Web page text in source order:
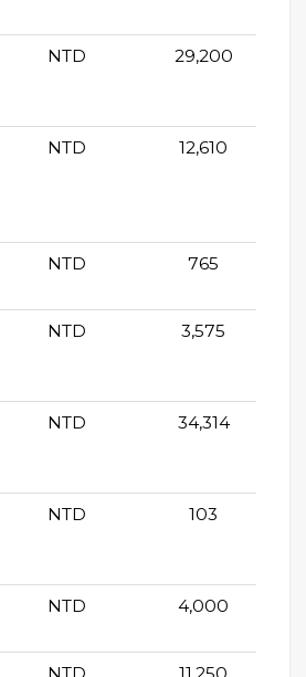
NTD 29,200
NTD 12,610
NTD 765
NTD 3,575
NTD 34,314
NTD 103
NTD 4,000